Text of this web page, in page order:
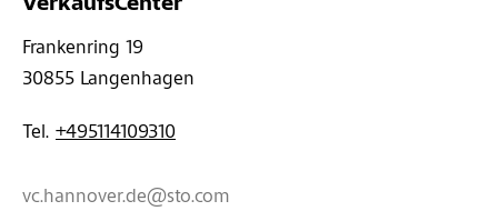
VerkaufsCenter
Frankenring 19
30855 Langenhagen
Tel. +495114109310
vc.hannover.de@sto.com